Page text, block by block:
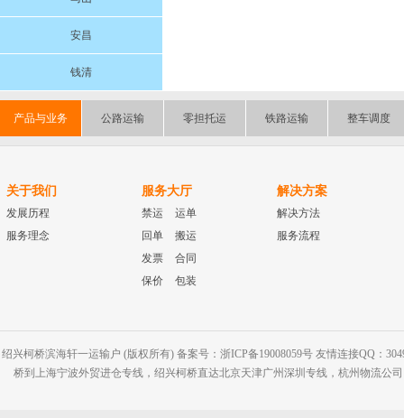
安昌
钱清
产品与业务 公路运输 零担托运 铁路运输 整车调度
关于我们
发展历程
服务理念
服务大厅
禁运
运单
回单
搬运
发票
合同
保价
包装
解决方案
解决方法
服务流程
绍兴柯桥滨海轩一运输户 (版权所有) 备案号：浙ICP备19008059号 友情连接QQ：
桥到上海宁波外贸进仓专线，绍兴柯桥直达北京天津广州深圳专线，杭州物流公